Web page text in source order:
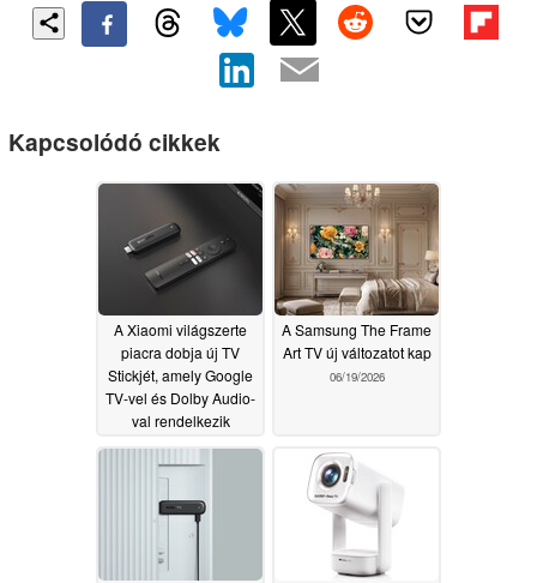
Kapcsolódó cikkek
A Xiaomi világszerte
piacra dobja új TV
Stickjét, amely Google
TV-vel és Dolby Audio-
val rendelkezik
07/14/2026
A Samsung The Frame
Art TV új változatot kap
06/19/2026